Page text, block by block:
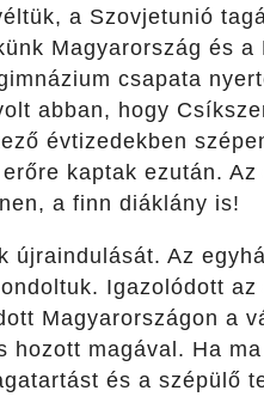
a Szovjetunió
Magyarország és a
csapata
abban, hogy
évtizedekben
kaptak ezután. Az
a finn diáklány is!
újraindulását. Az
Igazolódott az
Magyarországon a
magával. Ha
és a szépülő